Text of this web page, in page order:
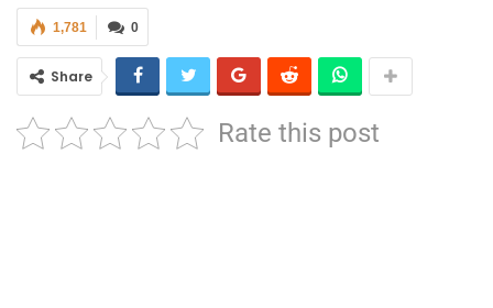
0
1,781
Share
Rate this post